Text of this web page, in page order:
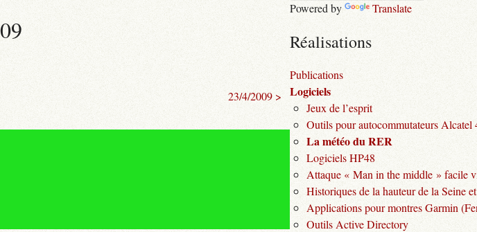
23/4/2009 >
Powered by Translate
Réalisations
Publications
Logiciels
Jeux de l’esprit
Outils pour autocommutateurs Alcatel
La météo du RER
Logiciels HP48
Attaque « Man in the middle » facile
Historiques de la hauteur de la Seine
Applications pour montres Garmin
Outils Active Directory